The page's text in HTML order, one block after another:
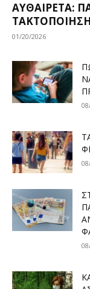
ΑΥΘΑΊΡΕΤΑ:
ΤΑΚΤΟΠΟΊΗΣΗ
01/20/2026